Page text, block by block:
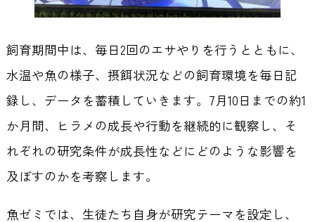
飼育期間中は、毎日2回のエサやりを行うとともに、
水温や魚の様子、摂餌状況などの飼育環境を毎日記
録し、データを蓄積していきます。7月10日までの約1
か月間、ヒラメの成長や行動を継続的に観察し、そ
れぞれの研究条件が成長性などにどのような影響を
及ぼすのかを考察します。
魚ゼミでは、生徒たち自身が研究テーマを設定し、